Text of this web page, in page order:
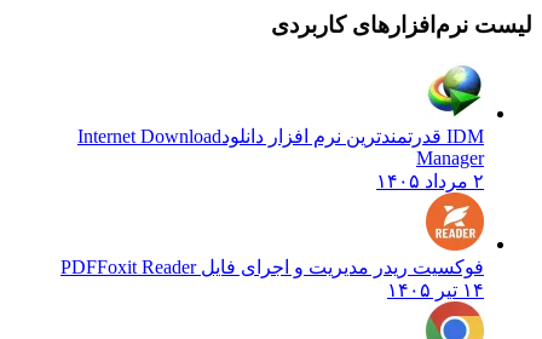
لیست نرم‌افزارهای کاربردی
IDM قدرتمندترین نرم افزار دانلود
Internet Download
Manager
۲ مرداد ۱۴۰۵
فوکسیت ریدر مدیریت و اجرای فایل PDFFoxit Reader
۱۴ تیر ۱۴۰۵